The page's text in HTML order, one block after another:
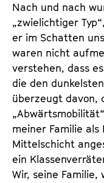
Nach und nach
„zwielichtiger
er im Schatten
waren nicht
verstehen, dass
die den
überzeugt davon,
meiner Familie
Mittelschicht
ein
Wir, seine